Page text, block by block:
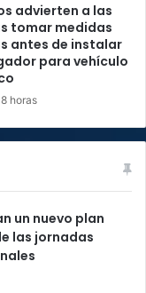
advierten a las
tomar medidas
antes de instalar
para vehículo
horas
un nuevo plan
las jornadas